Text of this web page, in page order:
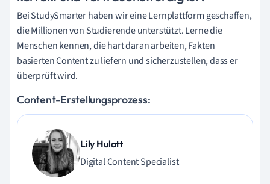
Bei StudySmarter haben wir eine Lernplattform geschaffen,
die Millionen von Studierende unterstützt. Lerne die
Menschen kennen, die hart daran arbeiten, Fakten
basierten Content zu liefern und sicherzustellen, dass er
überprüft wird.
Content-Erstellungsprozess:
Lily Hulatt
Digital Content Specialist